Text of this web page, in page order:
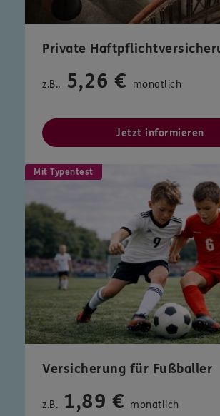
Private
z.B.. 5,26 € monatlich
Jetzt informieren
Mit Typentest
Versicherung für Fußballer
z.B. 1,89 € monatlich